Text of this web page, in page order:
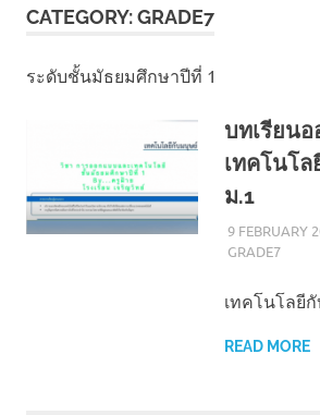
CATEGORY:GRADE7
ระดับชั้นมัธยมศึกษาปีที่ 1
บทเรียนอ
เทคโนโ
ม.1
9 FEBRUARY
GRADE7
เทคโนโลยี
READ MORE